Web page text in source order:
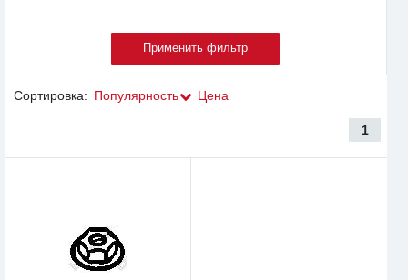
Сортировка: Популярность Цена
1